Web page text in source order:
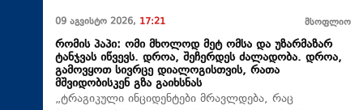
09 აგვისტო 2026, 17:21 მსოფლიო
რომის პაპი: ომი მხოლოდ მეტ ომსა და უზარმაზარ
ტანჯვას იწვევს. დროა, შეჩერდეს ძალადობა. დროა,
გამოვყოთ სივრცე დიალოგისთვის, რათა
მშვიდობისკენ გზა გაიხსნას
„ტრაგიკული ინციდენტები მრავლდება, რაც